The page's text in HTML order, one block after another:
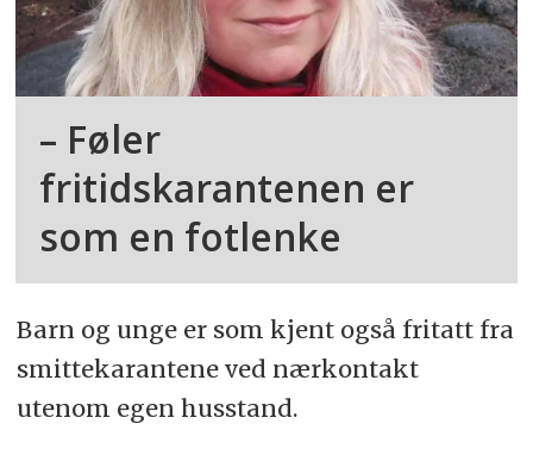
– Føler
fritidskarantenen er
som en fotlenke
Barn og unge er som kjent også fritatt fra
smittekarantene ved nærkontakt
utenom egen husstand.